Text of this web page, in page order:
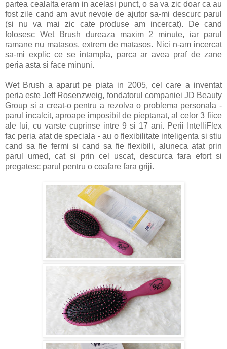
partea cealalta eram in acelasi punct, o sa va zic doar ca au
fost zile cand am avut nevoie de ajutor sa-mi descurc parul
(si nu va mai zic cate produse am incercat). De cand
folosesc Wet Brush dureaza maxim 2 minute, iar parul
ramane nu matasos, extrem de matasos. Nici n-am incercat
sa-mi explic ce se intampla, parca ar avea praf de zane
peria asta si face minuni.
Wet Brush a aparut pe piata in 2005, cel care a inventat
peria este Jeff Rosenzweig, fondatorul companiei JD Beauty
Group si a creat-o pentru a rezolva o problema personala -
parul incalcit, aproape imposibil de pieptanat, al celor 3 fiice
ale lui, cu varste cuprinse intre 9 si 17 ani. Perii IntelliFlex
fac peria atat de speciala - au o flexibilitate inteligenta si stiu
cand sa fie fermi si cand sa fie flexibili, aluneca atat prin
parul umed, cat si prin cel uscat, descurca fara efort si
pregatesc parul pentru o coafare fara griji.